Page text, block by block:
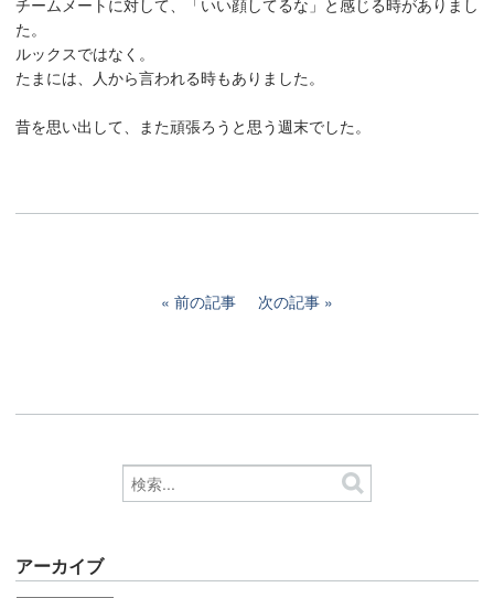
た。
ルックスではなく。
たまには、人から言われる時もありました。
昔を思い出して、また頑張ろうと思う週末でした。
前の記事 次の記事
アーカイブ